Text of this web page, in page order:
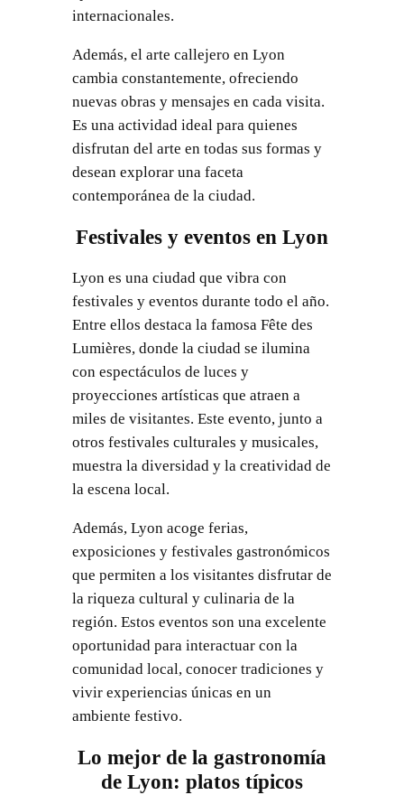
internacionales.
Además, el arte callejero en Lyon
cambia constantemente, ofreciendo
nuevas obras y mensajes en cada visita.
Es una actividad ideal para quienes
disfrutan del arte en todas sus formas y
desean explorar una faceta
contemporánea de la ciudad.
Festivales y eventos en Lyon
Lyon es una ciudad que vibra con
festivales y eventos durante todo el año.
Entre ellos destaca la famosa Fête des
Lumières, donde la ciudad se ilumina
con espectáculos de luces y
proyecciones artísticas que atraen a
miles de visitantes. Este evento, junto a
otros festivales culturales y musicales,
muestra la diversidad y la creatividad de
la escena local.
Además, Lyon acoge ferias,
exposiciones y festivales gastronómicos
que permiten a los visitantes disfrutar de
la riqueza cultural y culinaria de la
región. Estos eventos son una excelente
oportunidad para interactuar con la
comunidad local, conocer tradiciones y
vivir experiencias únicas en un
ambiente festivo.
Lo mejor de la gastronomía
de Lyon: platos típicos